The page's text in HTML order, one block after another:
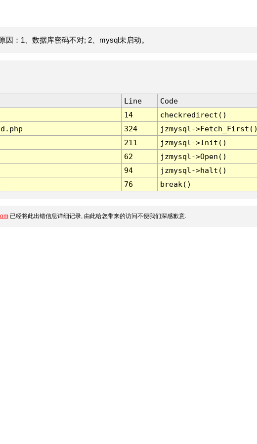
：1、数据库密码不对; 2、mysql未启动。
Line
Code
14
checkredirect()
324
jzmysql-
211
jzmysql->Init()
62
jzmysql->Open()
94
jzmysql->halt()
76 break()
已经将此出错信息详细记录, 由此给您带来的访问不便我们深感歉意.